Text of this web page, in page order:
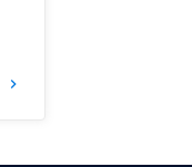
keyboard_arrow_right